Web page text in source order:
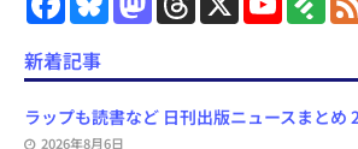
e
b
o
k
y
o
n
s
e
C
新着記事
ラップも読書など 日刊出版ニュースまとめ
2026年8月6日